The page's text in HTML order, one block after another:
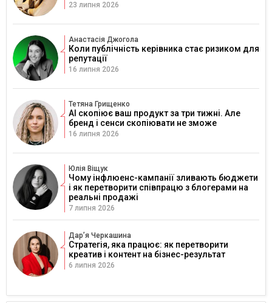
23 липня 2026
Анастасія Джогола
Коли публічність керівника стає ризиком для
репутації
16 липня 2026
Тетяна Грищенко
AI скопіює ваш продукт за три тижні. Але
бренд і сенси скопіювати не зможе
16 липня 2026
Юлія Віщук
Чому інфлюенс-кампанії зливають бюджети
і як перетворити співпрацю з блогерами на
реальні продажі
7 липня 2026
Дарʼя Черкашина
Стратегія, яка працює: як перетворити
креатив і контент на бізнес-результат
6 липня 2026